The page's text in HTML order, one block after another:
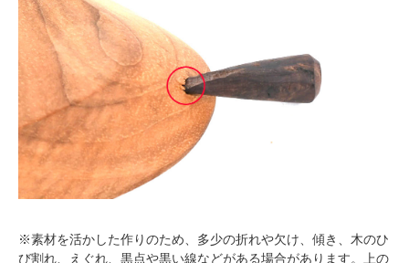
※素材を活かした作りのため、多少の折れや欠け、傾き、木のひ
び割れ、えぐれ、黒点や黒い線などがある場合があります。上の